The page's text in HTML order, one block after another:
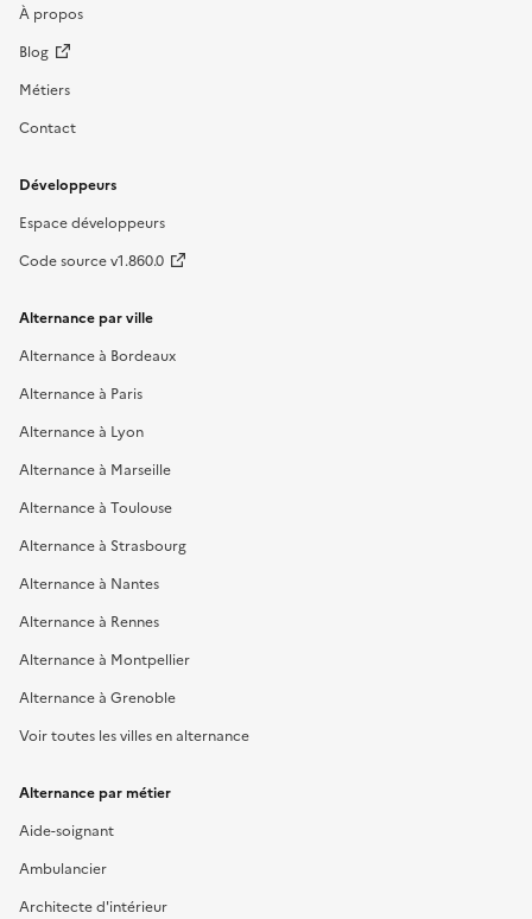
À propos
Blog
Métiers
Contact
Développeurs
Espace développeurs
Code source v1.860.0
Alternance par ville
Alternance à Bordeaux
Alternance à Paris
Alternance à Lyon
Alternance à Marseille
Alternance à Toulouse
Alternance à Strasbourg
Alternance à Nantes
Alternance à Rennes
Alternance à Montpellier
Alternance à Grenoble
Voir toutes les villes en alternance
Alternance par métier
Aide-soignant
Ambulancier
Architecte d'intérieur